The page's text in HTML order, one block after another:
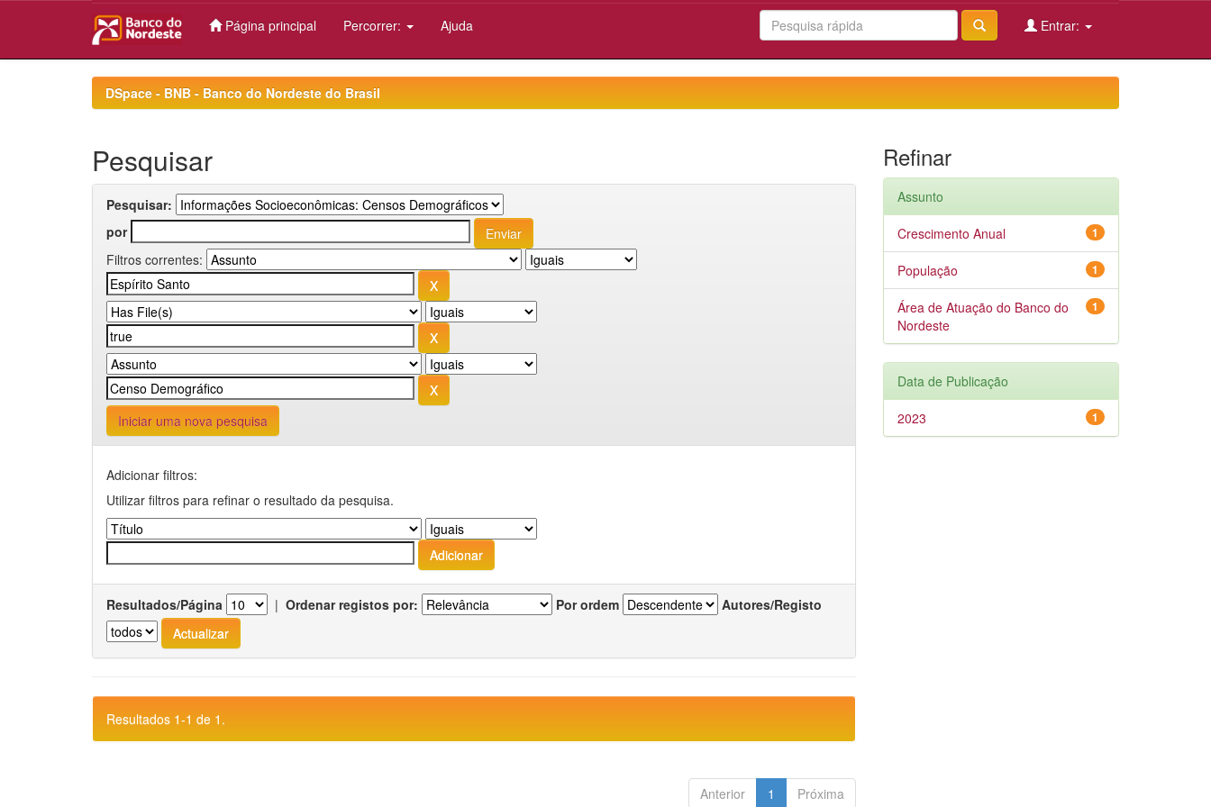
Página principal Percorrer: Ajuda Entrar:
DSpace - BNB - Banco do Nordeste do Brasil
Pesquisar
Pesquisar:
por
Filtros correntes:
Iniciar uma nova pesquisa
Adicionar filtros:
Utilizar filtros para refinar o resultado da pesquisa.
Resultados/Página | Ordenar registos por: Por ordem Autores/Registo
Resultados 1-1 de 1.
Anterior 1 Próxima
Refinar
Assunto
1
Crescimento Anual
1
População
1
Área de Atuação do Banco do
Nordeste
Data de Publicação
1
2023